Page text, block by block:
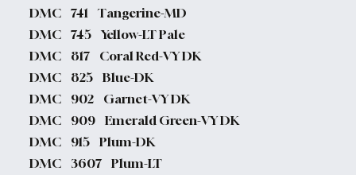
DMC 741 Tangerine-MD
DMC 745 Yellow-LT Pale
DMC 817 Coral Red-VY DK
DMC 825 Blue-DK
DMC 902 Garnet-VY DK
DMC 909 Emerald Green-VY DK
DMC 915 Plum-DK
DMC 3607 Plum-LT